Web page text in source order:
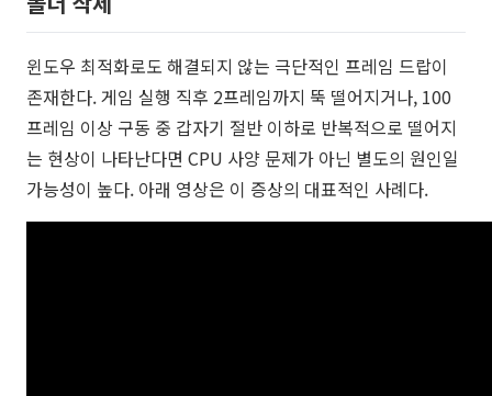
윈도우 최적화로도 해결되지 않는 극단적인 프레임 드랍이
존재한다. 게임 실행 직후 2프레임까지 뚝 떨어지거나, 100
프레임 이상 구동 중 갑자기 절반 이하로 반복적으로 떨어지
는 현상이 나타난다면 CPU 사양 문제가 아닌 별도의 원인일
가능성이 높다. 아래 영상은 이 증상의 대표적인 사례다.